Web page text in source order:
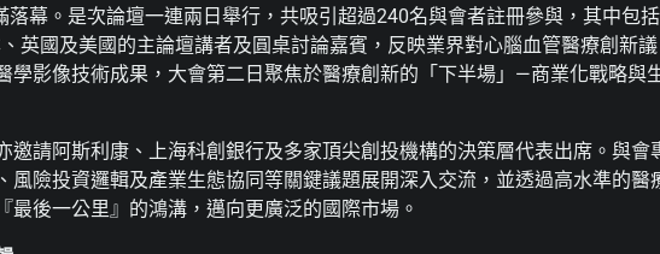
落幕。是次論壇一連兩日舉行，共吸引超過240名與會者註冊參與，其中包括
英國及美國的主論壇講者及圓桌討論嘉賓，反映業界對心腦血管醫療創新議
學影像技術成果，大會第二日聚焦於醫療創新的「下半場」—商業化戰略與
邀請阿斯利康、上海科創銀行及多家頂尖創投機構的決策層代表出席。與會
風險投資邏輯及產業生態協同等關鍵議題展開深入交流，並透過高水準的醫
後一公里』的鴻溝，邁向更廣泛的國際市場。